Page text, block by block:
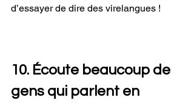
d’essayer de dire des virelangues !
10. Écoute beaucoup de
gens qui parlent en